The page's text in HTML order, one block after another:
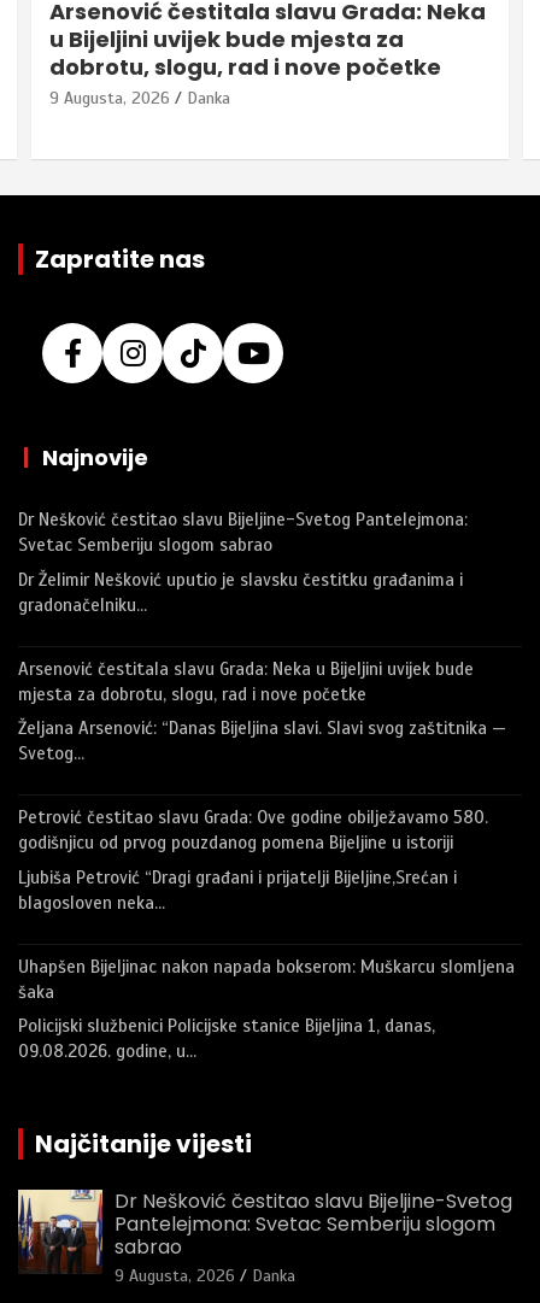
Arsenović čestitala slavu Grada: Neka
u Bijeljini uvijek bude mjesta za
dobrotu, slogu, rad i nove početke
9 Augusta, 2026 Danka
Zapratite nas
| Najnovije
Dr Nešković čestitao slavu Bijeljine-Svetog Pantelejmona:
Svetac Semberiju slogom sabrao
Dr Želimir Nešković uputio je slavsku čestitku građanima i
gradonačelniku…
Arsenović čestitala slavu Grada: Neka u Bijeljini uvijek bude
mjesta za dobrotu, slogu, rad i nove početke
Željana Arsenović: “Danas Bijeljina slavi. Slavi svog zaštitnika —
Svetog…
Petrović čestitao slavu Grada: Ove godine obilježavamo 580.
godišnjicu od prvog pouzdanog pomena Bijeljine u istoriji
Ljubiša Petrović “Dragi građani i prijatelji Bijeljine,Srećan i
blagosloven neka…
Uhapšen Bijeljinac nakon napada bokserom: Muškarcu slomljena
šaka
Policijski službenici Policijske stanice Bijeljina 1, danas,
09.08.2026. godine, u…
Najčitanije vijesti
Dr Nešković čestitao slavu Bijeljine-Svetog
Pantelejmona: Svetac Semberiju slogom
sabrao
9 Augusta, 2026 Danka